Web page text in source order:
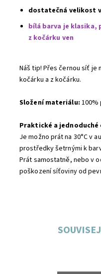
dostatečná velikost
bílá barva je klasika,
z kočárku ven
Náš tip! Přes černou síť je
kočárku a z kočárku.
Složení materiálu:
Praktické a
Je možno prát na 30°C v
prostředky šetrnými k
Prát samostatně, nebo v
poškození síťoviny od